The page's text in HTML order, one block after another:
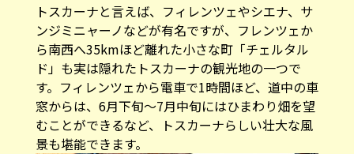
トスカーナと言えば、フィレンツェやシエナ、サ
ンジミニャーノなどが有名ですが、フレンツェか
ら南西へ35kmほど離れた小さな町「チェルタル
ド」も実は隠れたトスカーナの観光地の一つで
す。フィレンツェから電車で1時間ほど、道中の車
窓からは、6月下旬～7月中旬にはひまわり畑を望
むことができるなど、トスカーナらしい壮大な風
景も堪能できます。